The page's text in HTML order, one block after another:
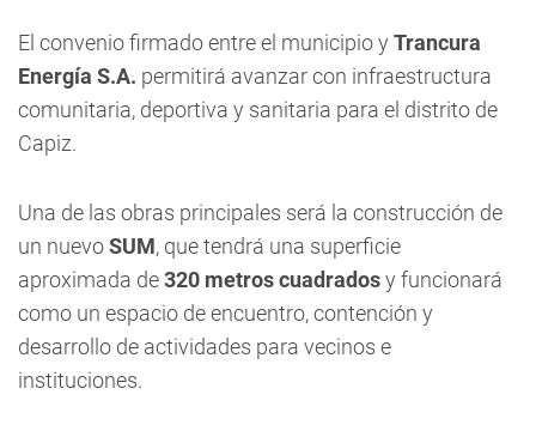
El convenio firmado entre el municipio y Trancura
Energía S.A. permitirá avanzar con infraestructura
comunitaria, deportiva y sanitaria para el distrito de
Capiz.
Una de las obras principales será la construcción de
un nuevoSUM, que tendrá una superficie
aproximada de320 metros cuadradosy funcionará
como un espacio de encuentro, contención y
desarrollo de actividades para vecinos e
instituciones.